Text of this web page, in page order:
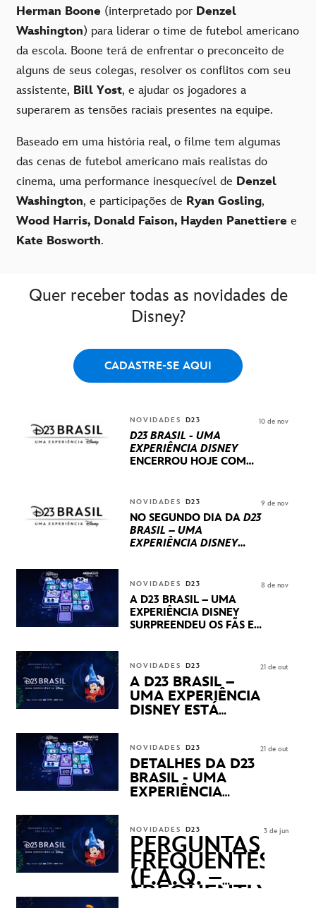
Herman Boone (interpretado por Denzel
Washington) para liderar o time de futebol americano
da escola. Boone terá de enfrentar o preconceito de
alguns de seus colegas, resolver os conflitos com seu
assistente, Bill Yost, e ajudar os jogadores a
superarem as tensões raciais presentes na equipe.
Baseado em uma história real, o filme tem algumas
das cenas de futebol americano mais realistas do
cinema, uma performance inesquecível de Denzel
Washington, e participações de Ryan Gosling,
Wood Harris, Donald Faison, Hayden Panettiere e
Kate Bosworth.
Quer receber todas as novidades de
Disney?
CADASTRE-SE AQUI
NOVIDADES D23
D23 BRASIL - UMA
EXPERIÊNCIA DISNEY
ENCERROU HOJE COM
INTERNACIONAIS E
PRODUÇÕES BRASILEIRAS
10 de nov
NOVIDADES D23
NO SEGUNDO DIA DA D23
BRASIL – UMA
EXPERIÊNCIA DISNEY
STUDIOS REVELARAM
PRÉVIAS E NOVIDADES
DOS SEUS PRÓXIMOS
LANÇAMENTOS
9 de nov
NOVIDADES D23
A D23 BRASIL – UMA
EXPERIÊNCIA DISNEY
SURPREENDEU OS FÃS EM
APRESENTAÇÕES E
PRODUTOS EXCLUSIVOS
NO TRANSAMÉRICA EXPO
CENTER EM SÃO PAULO
8 de nov
NOVIDADES D23
A D23 BRASIL –
UMA EXPERIÊNCIA
DISNEY ESTÁ
21 de out
NOVIDADES D23
DETALHES DA D23
BRASIL - UMA
EXPERIÊNCIA
21 de out
NOVIDADES D23
PERGUNTAS
FREQUENTES
(F.A.Q. –
FREQUENTLY
3 de jun